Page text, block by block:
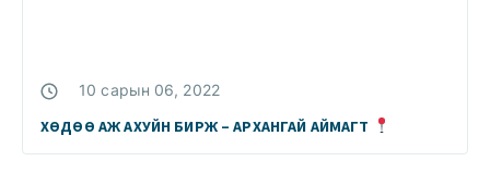
10 сарын 06, 2022
ХӨДӨӨ АЖ АХУЙН БИРЖ – АРХАНГАЙ АЙМАГТ